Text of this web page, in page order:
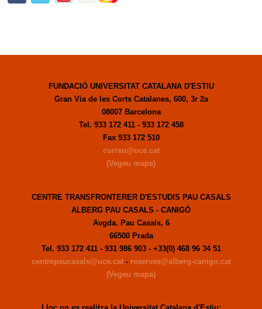
FUNDACIÓ UNIVERSITAT CATALANA D'ESTIU
Gran Via de les Corts Catalanes, 600, 3r 2a
08007 Barcelona
Tel. 933 172 411 - 933 172 458
Fax 933 172 510
correu@uce.cat
(Vegeu mapa)
CENTRE TRANSFRONTERER D'ESTUDIS PAU CASALS
ALBERG PAU CASALS - CANIGÓ
Avgda. Pau Casals, 6
66500 Prada
Tel. 933 172 411 - 931 986 903 - +33(0) 468 96 34 51
centrepaucasals@uce.cat- reserves@alberg-canigo.cat
(Vegeu mapa)